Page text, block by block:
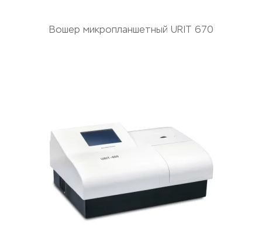
Вошер микропланшетный URIT 670